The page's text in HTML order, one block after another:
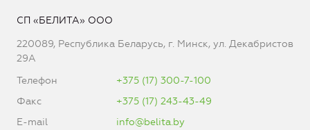
СП «БЕЛИТА» ООО
220089, Республика Беларусь, г. Минск, ул. Декабристов
29А
Телефон
+375 (17) 300-7-100
Факс
+375 (17) 243-43-49
E-mail
info@belita.by